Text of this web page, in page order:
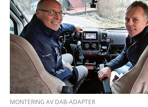
MONTERING AV DAB-ADAPTER